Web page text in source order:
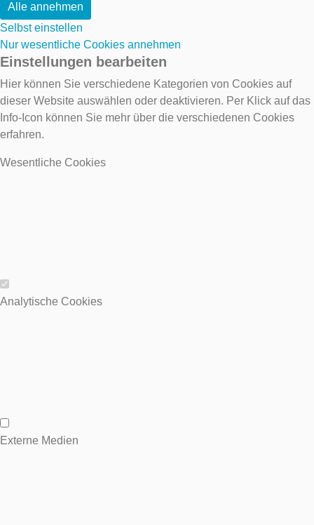
Alle annehmen
Selbst einstellen
Nur wesentliche Cookies annehmen
Einstellungen bearbeiten
Hier können Sie verschiedene Kategorien von Cookies auf
dieser Website auswählen oder deaktivieren. Per Klick auf das
Info-Icon können Sie mehr über die verschiedenen Cookies
erfahren.
Wesentliche Cookies
Wesentliche Cookies
Analytische Cookies
Analytische Cookies
Externe Medien